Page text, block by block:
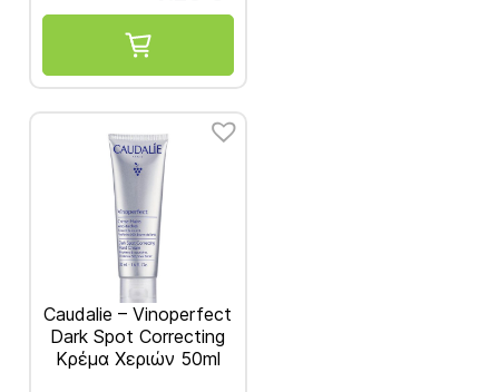
Caudalie – Vinoperfect
Dark Spot Correcting
Κρέμα Χεριών 50ml